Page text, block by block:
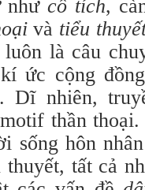
như cổ tích,
và tiểu
là câu
ức cộng
. Dĩ nhiên,
thần
sống hôn
thuyết, tất cả